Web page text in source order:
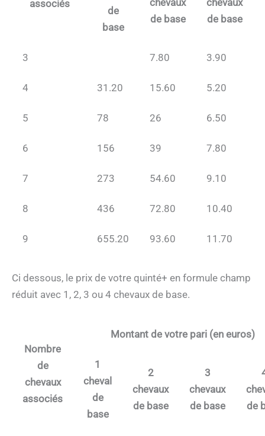
associés
de
base
chevaux
de base
chevaux
de base
3 7.80 3.90
4 31.20 15.60 5.20
5 78 26 6.50
6 156 39 7.80
7 273 54.60 9.10
8 436 72.80 10.40
9 655.20 93.60 11.70
Ci dessous, le prix de votre quinté+ en formule champ
réduit avec 1, 2, 3 ou 4 chevaux de base.
Nombre
de
chevaux
associés
Montant de votre pari (en euros)
1
cheval
de
base
2
chevaux
de base
3
chevaux
de base
de